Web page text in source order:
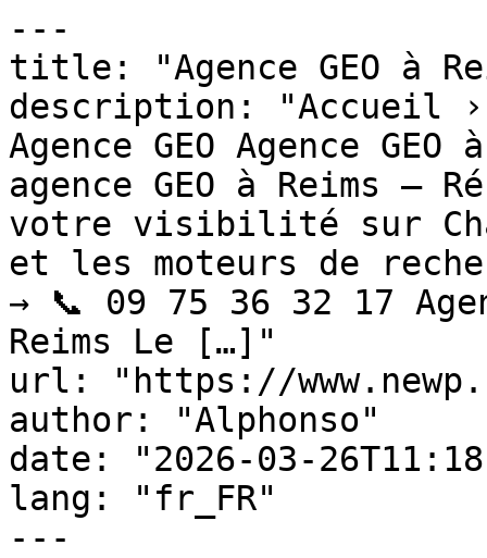
---
title: "Agence GEO à
description: "Accueil ›
Agence GEO Agence
agence GEO à Reims —
votre visibilité sur
et les moteurs de
→ 📞 09 75 36 32 17
Reims Le […]"
url: "https://
author: "Alphonso"
date: "2026-03-
lang: "fr_FR"
---